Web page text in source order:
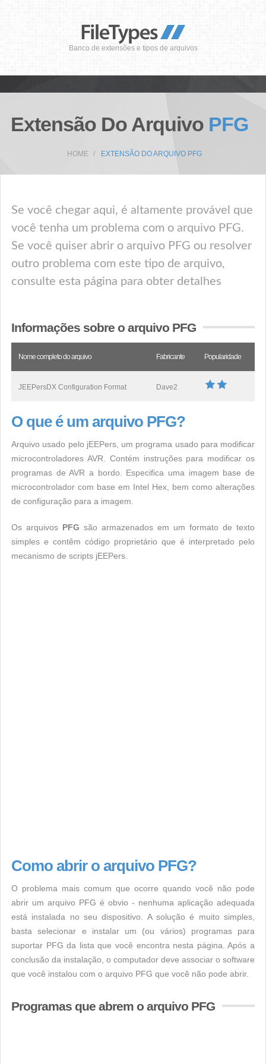
Banco de extensões e tipos de arquivos
Extensão Do Arquivo PFG
HOME EXTENSÃO DO ARQUIVO PFG
Se você chegar aqui, é altamente provável que
você tenha um problema com o arquivo PFG.
Se você quiser abrir o arquivo PFG ou resolver
outro problema com este tipo de arquivo,
consulte esta página para obter detalhes
Informações sobre o arquivo PFG
Nome completo do arquivo Fabricante Popularidade
JEEPersDX Configuration Format Dave2
O que é um arquivo PFG?
Arquivo usado pelo jEEPers, um programa usado para modificar
microcontroladores AVR. Contém instruções para modificar os
programas de AVR a bordo. Especifica uma imagem base de
microcontrolador com base em Intel Hex, bem como alterações
de configuração para a imagem.
Os arquivos PFG são armazenados em um formato de texto
simples e contêm código proprietário que é interpretado pelo
mecanismo de scripts jEEPers.
Como abrir o arquivo PFG?
O problema mais comum que ocorre quando você não pode
abrir um arquivo PFG é obvio - nenhuma aplicação adequada
está instalada no seu dispositivo. A solução é muito simples,
basta selecionar e instalar um (ou vários) programas para
suportar PFG da lista que você encontra nesta página. Após a
conclusão da instalação, o computador deve associar o software
que você instalou com o arquivo PFG que você não pode abrir.
Programas que abrem o arquivo PFG